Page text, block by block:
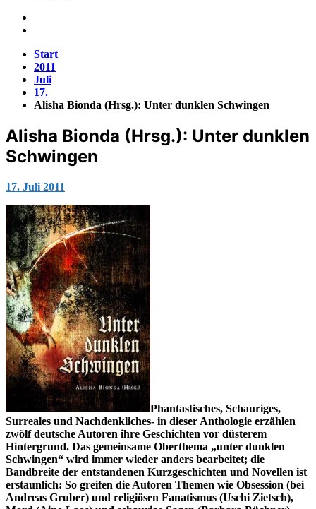
Start
2011
Juli
17.
Alisha Bionda (Hrsg.): Unter dunklen Schwingen
Alisha Bionda (Hrsg.): Unter dunklen
Schwingen
Jana
17. Juli 2011
Phantastisches, Schauriges,
Surreales und Nachdenkliches- in dieser Anthologie erzählen
zwölf deutsche Autoren ihre Geschichten vor düsterem
Hintergrund. Das gemeinsame Oberthema „unter dunklen
Schwingen“ wird immer wieder anders bearbeitet; die
Bandbreite der entstandenen Kurzgeschichten und Novellen ist
erstaunlich: So greifen die Autoren Themen wie Obsession (bei
Andreas Gruber) und religiösen Fanatismus (Uschi Zietsch),